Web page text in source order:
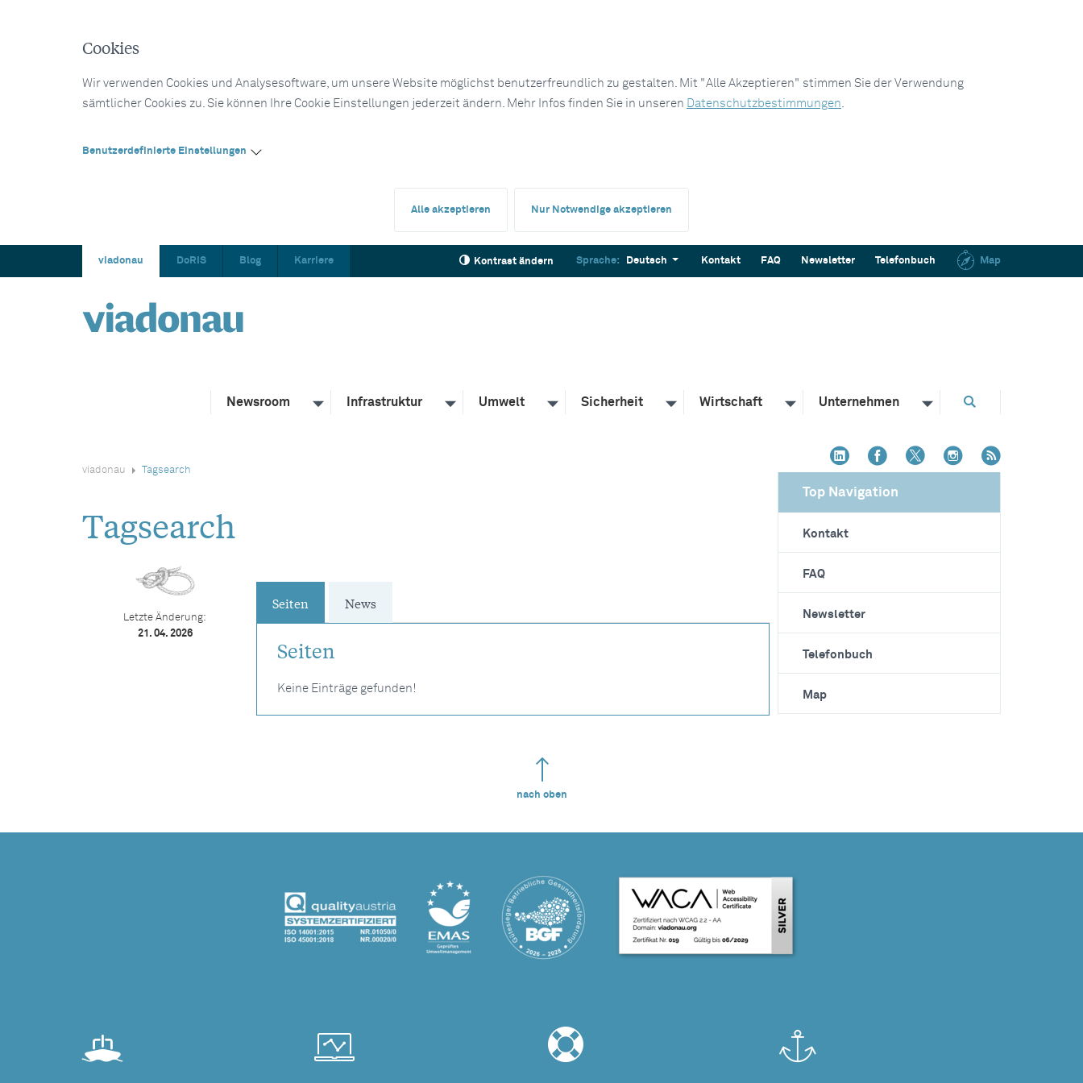
Cookies
Wir verwenden Cookies und Analysesoftware, um unsere Website möglichst benutzerfreundlich zu gestalten. Mit "Alle Akzeptieren" stimmen Sie der Verwendung
sämtlicher Cookies zu. Sie können Ihre Cookie Einstellungen jederzeit ändern. Mehr Infos finden Sie in unseren Datenschutzbestimmungen.
Benutzerdefinierte Einstellungen
Alle akzeptieren Nur Notwendige akzeptieren
viadonau DoRIS Blog Karriere Kontrast ändern Sprache: Deutsch Kontakt FAQ Newsletter Telefonbuch Map
Newsroom Infrastruktur Umwelt Sicherheit Wirtschaft Unternehmen
viadonau Tagsearch
Tagsearch
Seiten News
Seiten
Keine Einträge gefunden!
Letzte Änderung:
21. 04. 2026
Top Navigation
Kontakt
FAQ
Newsletter
Telefonbuch
Map
nach oben